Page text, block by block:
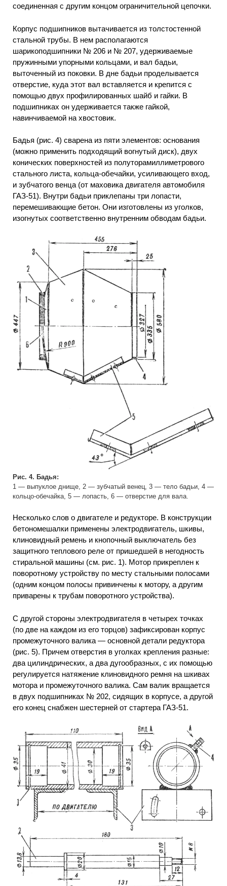
соединенная с другим концом ограничительной цепочки.
Корпус подшипников вытачивается из толстостенной
стальной трубы. В нем располагаются
шарикоподшипники № 206 и № 207, удерживаемые
пружинными упорными кольцами, и вал бадьи,
выточенный из поковки. В дне бадьи проделывается
отверстие, куда этот вал вставляется и крепится с
помощью двух профилированных шайб и гайки. В
подшипниках он удерживается также гайкой,
навинчиваемой на хвостовик.
Бадья (рис. 4) сварена из пяти элементов: основания
(можно применить подходящий вогнутый диск), двух
конических поверхностей из полуторамиллиметрового
стального листа, кольца-обечайки, усиливающего вход,
и зубчатого венца (от маховика двигателя автомобиля
ГАЗ-51). Внутри бадьи приклепаны три лопасти,
перемешивающие бетон. Они изготовлены из уголков,
изогнутых соответственно внутренним обводам бадьи.
Рис. 4. Бадья:
1 — выпуклое днище, 2 — зубчатый венец, 3 — тело бадьи, 4 —
кольцо-обечайка, 5 — лопасть, 6 — отверстие для вала.
Несколько слов о двигателе и редукторе. В конструкции
бетономешалки применены электродвигатель, шкивы,
клиновидный ремень и кнопочный выключатель без
защитного теплового реле от пришедшей в негодность
стиральной машины (см. рис. 1). Мотор прикреплен к
поворотному устройству по месту стальными полосами
(одним концом полосы привинчены к мотору, а другим
приварены к трубам поворотного устройства).
С другой стороны электродвигателя в четырех точках
(по две на каждом из его торцов) зафиксирован корпус
промежуточного валика — основной детали редуктора
(рис. 5). Причем отверстия в уголках крепления разные:
два цилиндрических, а два дугообразных, с их помощью
регулируется натяжение клиновидного ремня на шкивах
мотора и промежуточного валика. Сам валик вращается
в двух подшипниках № 202, сидящих в корпусе, а другой
его конец снабжен шестерней от стартера ГАЗ-51.